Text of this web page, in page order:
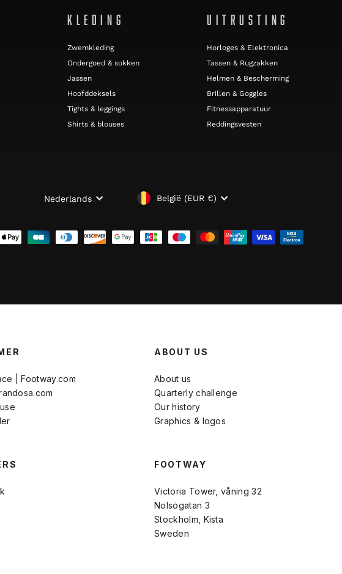
KLEDING
Zwemkleding
Ondergoed & sokken
Jassen
Hoofddeksels
Tights & leggings
Shirts & blouses
UITRUSTING
Horloges & Elektronica
Tassen & Rugzakken
Helmen & Bescherming
Brillen & Goggles
Fitnessapparatuur
Reddingsvesten
TAAL
Nederlands VALUTA
België (EUR €)
| Footway.com
ABOUT US
About us
Quarterly challenge
Our history
Graphics & logos
FOOTWAY
Victoria Tower, våning 32
Nolsögatan 3
Stockholm, Kista
Sweden